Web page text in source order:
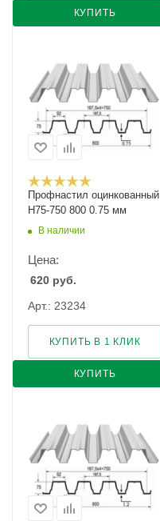
КУПИТЬ
Профнастил оцинкованный
Н75-750 800 0.75 мм
В наличии
Цена:
620 руб.
Арт.: 23234
КУПИТЬ
КУПИТЬ В 1 КЛИК